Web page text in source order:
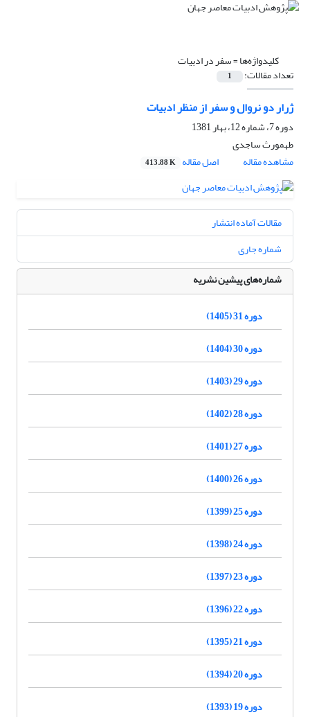
کلیدواژه‌ها =سفر در ادبیات
تعداد مقالات: 1
ژرار دو نروال و سفر از منظر ادبیات
دوره 7، شماره 12، بهار 1381
طهمورث ساجدى
مشاهده مقاله
اصل مقاله 413.88 K
مقالات آماده انتشار
شماره جاری
شماره‌های پیشین نشریه
دوره 31 (1405)
دوره 30 (1404)
دوره 29 (1403)
دوره 28 (1402)
دوره 27 (1401)
دوره 26 (1400)
دوره 25 (1399)
دوره 24 (1398)
دوره 23 (1397)
دوره 22 (1396)
دوره 21 (1395)
دوره 20 (1394)
دوره 19 (1393)